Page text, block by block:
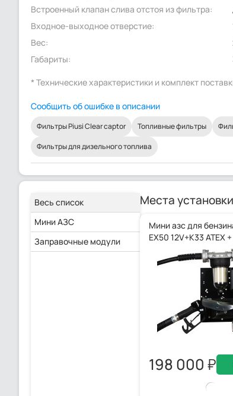
Встроенный клапан слива отстоя из фильтра:
Входное-выходное отверстие:
Вес:
Габариты:
* Технические характеристики и комплект
Сообщить об ошибке в описании
Фильтры Piusi Clear captor Топливные фильтры
Фильтры для дизельного топлива
Весь список
Мини АЗС
Заправочные модули
Места установки
Мини азс для
EX50 12V+K33 ATEX
198 000